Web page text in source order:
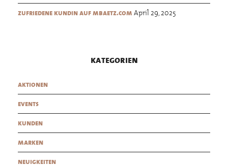
zufriedene kundin auf mbaetz.com April 29, 2025
kategorien
aktionen
events
kunden
marken
neuigkeiten